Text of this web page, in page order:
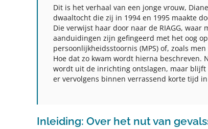
Dit is het verhaal van een jonge vrouw, Diane
dwaaltocht die zij in 1994 en 1995 maakte
Die verwijst haar door naar de RIAGG,
aanduidingen zijn gefingeerd met het oog
persoonlijkheidsstoornis (MPS) of, zoals
Hoe dat zo kwam wordt hierna
wordt uit de inrichting ontslagen, maar
er vervolgens binnen verrassend korte tijd
Inleiding: Over het nut van